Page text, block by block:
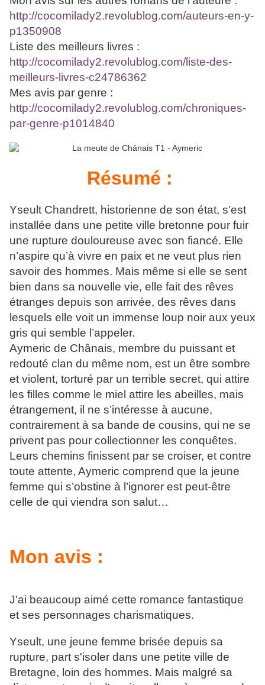
http://cocomilady2.revolublog.com/auteurs-en-y-
p1350908
Liste des meilleurs livres :
http://cocomilady2.revolublog.com/liste-des-
meilleurs-livres-c24786362
Mes avis par genre :
http://cocomilady2.revolublog.com/chroniques-
par-genre-p1014840
Résumé :
Yseult Chandrett, historienne de son état, s’est
installée dans une petite ville bretonne pour fuir
une rupture douloureuse avec son fiancé. Elle
n’aspire qu’à vivre en paix et ne veut plus rien
savoir des hommes. Mais même si elle se sent
bien dans sa nouvelle vie, elle fait des rêves
étranges depuis son arrivée, des rêves dans
lesquels elle voit un immense loup noir aux yeux
gris qui semble l’appeler.
Aymeric de Chânais, membre du puissant et
redouté clan du même nom, est un être sombre
et violent, torturé par un terrible secret, qui attire
les filles comme le miel attire les abeilles, mais
étrangement, il ne s’intéresse à aucune,
contrairement à sa bande de cousins, qui ne se
privent pas pour collectionner les conquêtes.
Leurs chemins finissent par se croiser, et contre
toute attente, Aymeric comprend que la jeune
femme qui s’obstine à l’ignorer est peut-être
celle de qui viendra son salut…
Mon avis :
J'ai beaucoup aimé cette romance fantastique
et ses personnages charismatiques.
Yseult, une jeune femme brisée depuis sa
rupture, part s'isoler dans une petite ville de
Bretagne, loin des hommes. Mais malgré sa